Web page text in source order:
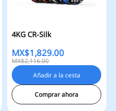
4KG CR-Silk
MX$1,829.00
MX$2,116.00
Añadir a la cesta
Comprar ahora